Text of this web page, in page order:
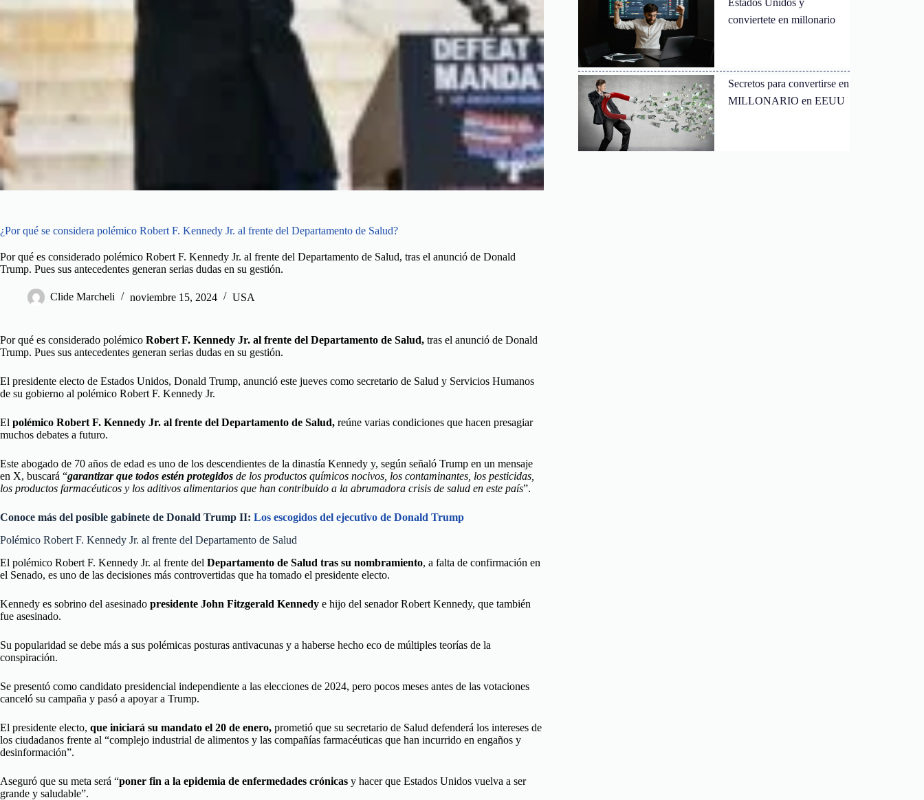
¿Por qué se considera polémico Robert F. Kennedy Jr. al frente del Departamento de Salud?
Por qué es considerado polémico Robert F. Kennedy Jr. al frente del Departamento de Salud, tras el anunció de Donald
Trump. Pues sus antecedentes generan serias dudas en su gestión.
Clide Marcheli noviembre 15, 2024 USA
Por qué es considerado polémico Robert F. Kennedy Jr. al frente del Departamento de Salud, tras el anunció de Donald
Trump. Pues sus antecedentes generan serias dudas en su gestión.
El presidente electo de Estados Unidos, Donald Trump, anunció este jueves como secretario de Salud y Servicios Humanos
de su gobierno al polémico Robert F. Kennedy Jr.
El polémico Robert F. Kennedy Jr. al frente del Departamento de Salud, reúne varias condiciones que hacen presagiar
muchos debates a futuro.
Este abogado de 70 años de edad es uno de los descendientes de la dinastía Kennedy y, según señaló Trump en un mensaje
en X, buscará “garantizar que todos estén protegidos de los productos químicos nocivos, los contaminantes, los pesticidas,
los productos farmacéuticos y los aditivos alimentarios que han contribuido a la abrumadora crisis de salud en este país”.
Conoce más del posible gabinete de Donald Trump II: Los escogidos del ejecutivo de Donald Trump
Polémico Robert F. Kennedy Jr. al frente del Departamento de Salud
El polémico Robert F. Kennedy Jr. al frente del Departamento de Salud tras su nombramiento, a falta de confirmación en
el Senado, es uno de las decisiones más controvertidas que ha tomado el presidente electo.
Kennedy es sobrino del asesinado presidente John Fitzgerald Kennedy e hijo del senador Robert Kennedy, que también
fue asesinado.
Su popularidad se debe más a sus polémicas posturas antivacunas y a haberse hecho eco de múltiples teorías de la
conspiración.
Se presentó como candidato presidencial independiente a las elecciones de 2024, pero pocos meses antes de las votaciones
canceló su campaña y pasó a apoyar a Trump.
El presidente electo, que iniciará su mandato el 20 de enero, prometió que su secretario de Salud defenderá los intereses de
los ciudadanos frente al “complejo industrial de alimentos y las compañías farmacéuticas que han incurrido en engaños y
desinformación”.
Aseguró que su meta será “poner fin a la epidemia de enfermedades crónicas y hacer que Estados Unidos vuelva a ser
grande y saludable”.
Estados Unidos y
conviertete en millonario
Secretos para convertirse en
MILLONARIO en EEUU